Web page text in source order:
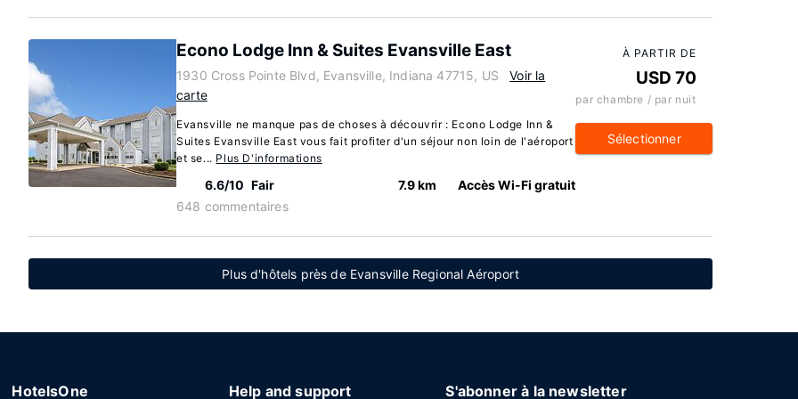
Econo Lodge Inn & Suites Evansville East
1930 Cross Pointe Blvd, Evansville, Indiana 47715, US
Voir la
carte
Evansville ne manque pas de choses à découvrir : Econo Lodge Inn &
Suites Evansville East vous fait profiter d'un séjour non loin de l'aéroport
et se... Plus D'informations
6.6/10 Fair
648 commentaires
7.9 km Accès Wi-Fi gratuit
À PARTIR DE
USD 70
par chambre / par nuit
Sélectionner
Plus d'hôtels près de Evansville Regional Aéroport
HotelsOne Help and support S'abonner à la newsletter